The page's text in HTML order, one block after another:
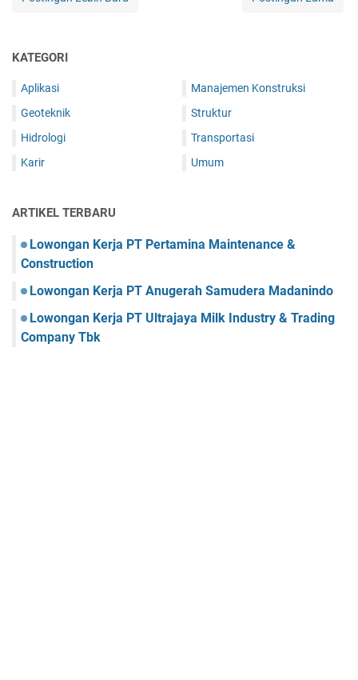
KATEGORI
Aplikasi
Geoteknik
Hidrologi
Karir
Manajemen Konstruksi
Struktur
Transportasi
Umum
ARTIKEL TERBARU
Lowongan Kerja PT Pertamina Maintenance &
Construction
Lowongan Kerja PT Anugerah Samudera Madanindo
Lowongan Kerja PT Ultrajaya Milk Industry & Trading
Company Tbk